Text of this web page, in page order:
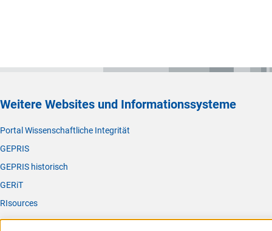
Weitere Websites und Informationssysteme
Portal Wissenschaftliche Integrität
GEPRIS
GEPRIS historisch
GERiT
RIsources
Service